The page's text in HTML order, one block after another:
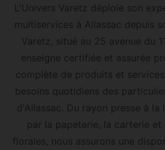
L'Univers Varetz déploie son
multiservices à Allassac depuis
Varetz, situé au 25 avenue du
enseigne certifiée et assurée
complète de produits et
besoins quotidiens des
d'Allassac. Du rayon presse à la
par la papeterie, la carterie
florales, nous assurons une